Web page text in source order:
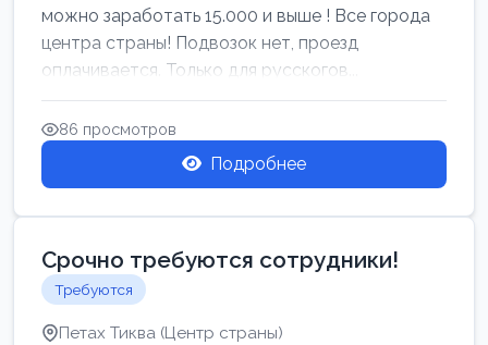
можно заработать 15.000 и выше ! Все города
центра страны! Подвозок нет, проезд
оплачивается. Только для русскогов...
86 просмотров
Подробнее
Срочно требуются сотрудники!
Требуются
Петах Тиква (Центр страны)